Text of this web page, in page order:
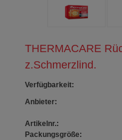
THERMACARE
z.Schmerzlind.
Verfügbarkeit:
Anbieter:
Artikelnr.:
Packungsgröße: